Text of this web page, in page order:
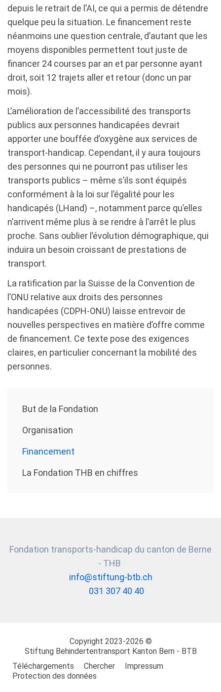
depuis le retrait de l’AI, ce qui a permis de détendre
quelque peu la situation. Le financement reste
néanmoins une question centrale, d’autant que les
moyens disponibles permettent tout juste de
financer 24 courses par an et par personne ayant
droit, soit 12 trajets aller et retour (donc un par
mois).
L’amélioration de l’accessibilité des transports
publics aux personnes handicapées devrait
apporter une bouffée d’oxygène aux services de
transport-handicap. Cependant, il y aura toujours
des personnes qui ne pourront pas utiliser les
transports publics – même s’ils sont équipés
conformément à la loi sur l’égalité pour les
handicapés (LHand) –, notamment parce qu’elles
n’arrivent même plus à se rendre à l’arrêt le plus
proche. Sans oublier l’évolution démographique, qui
induira un besoin croissant de prestations de
transport.
La ratification par la Suisse de la Convention de
l’ONU relative aux droits des personnes
handicapées (CDPH-ONU) laisse entrevoir de
nouvelles perspectives en matière d’offre comme
de financement. Ce texte pose des exigences
claires, en particulier concernant la mobilité des
personnes.
But de la Fondation
Organisation
Financement
La Fondation THB en chiffres
Fondation transports-handicap du canton de Berne
- THB
info@stiftung-btb.ch
031 307 40 40
Copyright 2023-2026 ©
Stiftung Behindertentransport Kanton Bern - BTB
Téléchargements
Chercher
Impressum
Protection des données